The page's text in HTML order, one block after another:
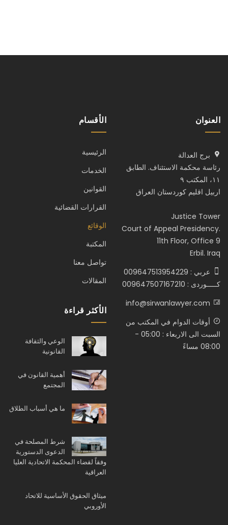
العنوان
برج العدالة
رئاسة محكمة الاستئناف. الطابق
١١، المكتب ٩
اربيل اقليم كوردستان العراق
Justice Tower
Court of Appeal Presidency.
11th Floor, Office 9
Erbil. Iraq
عربي : 009647513954229
كـــــوردى : 009647507167210
info@sirwanlawyer.com
أوقات الدوام في المكتب من
السبت الى الاربعاء : 05:00 -
08:00 مساءً
الأقسام
الرئيسية
الخدمات
القوانين
القرارات القضائية
الوقائع
المكتبة
تواصل معنا
المقالات
الأكثر قراءة
الوعي والثقافة
القانونية
أهمية القانون في
المجتمع
ما هي أسباب الطلاق
شرط المصلحة في
الدعوى الدستورية
وفقاً لقضاء المحكمة الاتحادية العليا
العراقية
ميثاق الحقوق الأساسية للاتحاد
الأوروبي